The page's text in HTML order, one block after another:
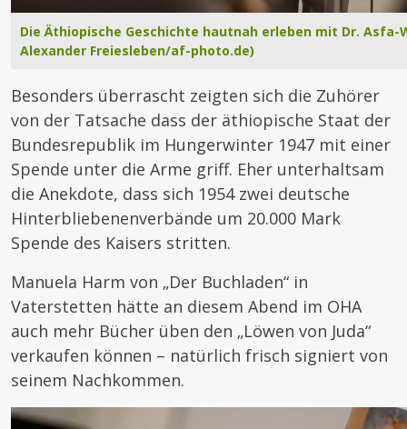
Die Äthiopische Geschichte hautnah erleben mit Dr. Asfa-
Alexander Freiesleben/af-photo.de)
Besonders überrascht zeigten sich die Zuhörer
von der Tatsache dass der äthiopische Staat der
Bundesrepublik im Hungerwinter 1947 mit einer
Spende unter die Arme griff. Eher unterhaltsam
die Anekdote, dass sich 1954 zwei deutsche
Hinterbliebenenverbände um 20.000 Mark
Spende des Kaisers stritten.
Manuela Harm von „Der Buchladen“ in
Vaterstetten hätte an diesem Abend im OHA
auch mehr Bücher üben den „Löwen von Juda“
verkaufen können – natürlich frisch signiert von
seinem Nachkommen.